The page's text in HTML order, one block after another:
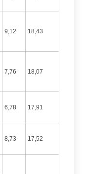
9,12 18,43
7,76 18,07
6,78 17,91
8,73 17,52